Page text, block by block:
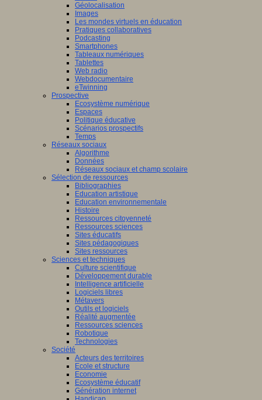
Géolocalisation
Images
Les mondes virtuels en éducation
Pratiques collaboratives
Podcasting
Smartphones
Tableaux numériques
Tablettes
Web radio
Webdocumentaire
eTwinning
Prospective
Ecosystème numérique
Espaces
Politique éducative
Scénarios prospectifs
Temps
Réseaux sociaux
Algorithme
Données
Réseaux sociaux et champ scolaire
Sélection de ressources
Bibliographies
Education artistique
Education environnementale
Histoire
Ressources citoyenneté
Ressources sciences
Sites éducatifs
Sites pédagogiques
Sites ressources
Sciences et techniques
Culture scientifique
Développement durable
Intelligence artificielle
Logiciels libres
Métavers
Outils et logiciels
Réalité augmentée
Ressources sciences
Robotique
Technologies
Société
Acteurs des territoires
Ecole et structure
Economie
Ecosystème éducatif
Génération internet